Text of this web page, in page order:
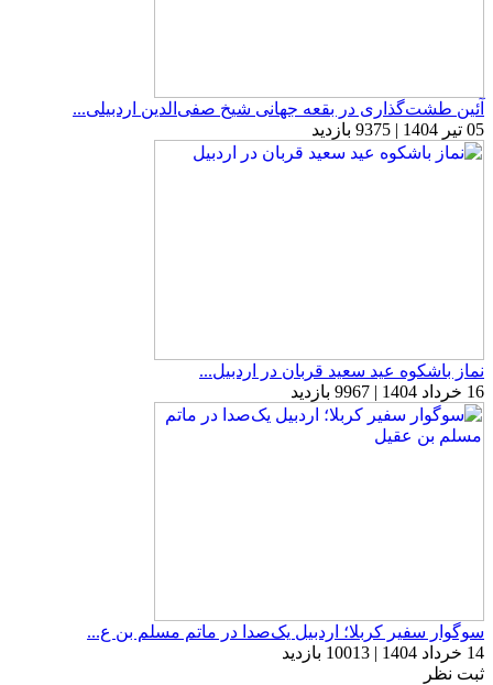
آئین طشت‌گذاری در بقعه جهانی شیخ صفی‌الدین اردبیلی...
05 تیر 1404 | 9375 بازدید
نماز باشکوه عید سعید قربان در اردبیل...
16 خرداد 1404 | 9967 بازدید
سوگوار سفیر کربلا؛ اردبیل یک‌صدا در ماتم مسلم بن ع...
14 خرداد 1404 | 10013 بازدید
ثبت نظر